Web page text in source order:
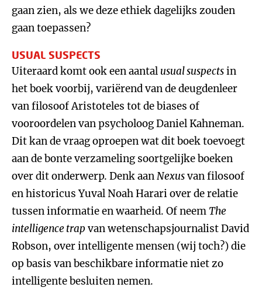
gaan zien, als we deze ethiek dagelijks zouden
gaan toepassen?
USUAL SUSPECTS
Uiteraard komt ook een aantal usual suspectsin
het boek voorbij, variërend van de deugdenleer
van filosoof Aristoteles tot de biases of
vooroordelen van psycholoog Daniel Kahneman.
Dit kan de vraag oproepen wat dit boek toevoegt
aan de bonte verzameling soortgelijke boeken
over dit onderwerp. Denk aanNexusvan filosoof
en historicus Yuval Noah Harari over de relatie
tussen informatie en waarheid. Of neem The
intelligence trap van wetenschapsjournalist David
Robson, over intelligente mensen (wij toch?) die
op basis van beschikbare informatie niet zo
intelligente besluiten nemen.